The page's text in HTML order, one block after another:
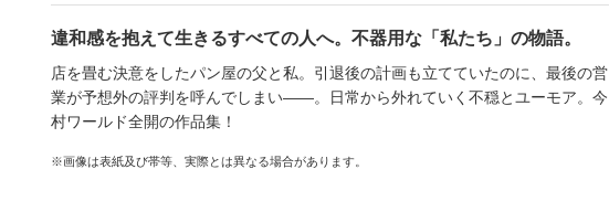
違和感を抱えて生きるすべての人へ。不器用な「私たち」の物語。
店を畳む決意をしたパン屋の父と私。引退後の計画も立てていたのに、最後の営
業が予想外の評判を呼んでしまい――。日常から外れていく不穏とユーモア。今
村ワールド全開の作品集！
※画像は表紙及び帯等、実際とは異なる場合があります。